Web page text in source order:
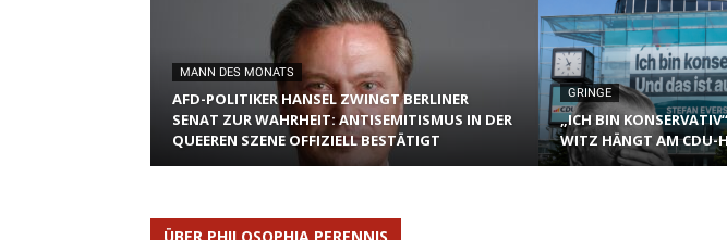
MANN DES MONATS
AFD-POLITIKER HANSEL ZWINGT BERLINER
SENAT ZUR WAHRHEIT: ANTISEMITISMUS IN DER
QUEEREN SZENE OFFIZIELL BESTÄTIGT
GRINGE
„ICH BIN
WITZ HÄNGT AM CDU-
ÜBER PHILOSOPHIA PERENNIS